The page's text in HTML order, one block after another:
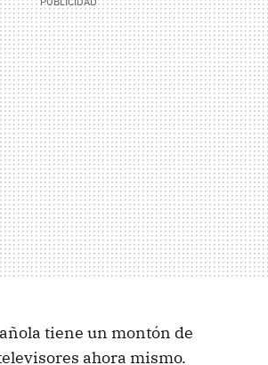
tiene un montón de
ahora mismo.